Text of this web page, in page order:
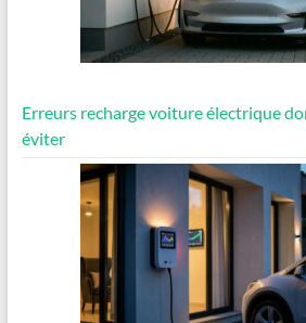
Erreurs recharge voiture électrique
éviter